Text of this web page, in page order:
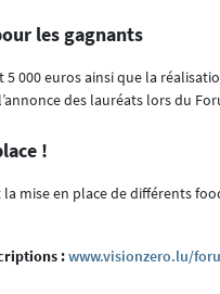
les gagnants
5 000 euros ainsi que la
des lauréats lors du
!
la mise en place de différents
:www.visionzero.lu/